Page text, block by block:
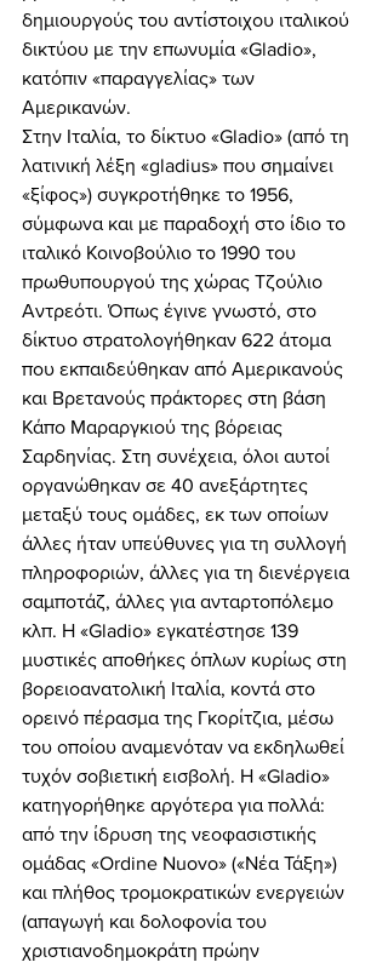
δημιουργούς του αντίστοιχου ιταλικού
δικτύου με την επωνυμία «Gladio»,
κατόπιν «παραγγελίας» των
Αμερικανών.
Στην Ιταλία, το δίκτυο «Gladio» (από τη
λατινική λέξη «gladius» που σημαίνει
«ξίφος») συγκροτήθηκε το 1956,
σύμφωνα και με παραδοχή στο ίδιο το
ιταλικό Κοινοβούλιο το 1990 του
πρωθυπουργού της χώρας Τζούλιο
Αντρεότι. Όπως έγινε γνωστό, στο
δίκτυο στρατολογήθηκαν 622 άτομα
που εκπαιδεύθηκαν από Αμερικανούς
και Βρετανούς πράκτορες στη βάση
Κάπο Μαραργκιού της βόρειας
Σαρδηνίας. Στη συνέχεια, όλοι αυτοί
οργανώθηκαν σε 40 ανεξάρτητες
μεταξύ τους ομάδες, εκ των οποίων
άλλες ήταν υπεύθυνες για τη συλλογή
πληροφοριών, άλλες για τη διενέργεια
σαμποτάζ, άλλες για ανταρτοπόλεμο
κλπ. Η «Gladio» εγκατέστησε 139
μυστικές αποθήκες όπλων κυρίως στη
βορειοανατολική Ιταλία, κοντά στο
ορεινό πέρασμα της Γκορίτζια, μέσω
του οποίου αναμενόταν να εκδηλωθεί
τυχόν σοβιετική εισβολή. Η «Gladio»
κατηγορήθηκε αργότερα για πολλά:
από την ίδρυση της νεοφασιστικής
ομάδας «Ordine Nuovo» («Νέα Τάξη»)
και πλήθος τρομοκρατικών ενεργειών
(απαγωγή και δολοφονία του
χριστιανοδημοκράτη πρώην